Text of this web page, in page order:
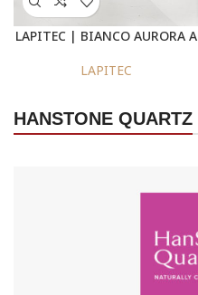
LAPITEC | BIANCO AURORA A
LAPITEC
HANSTONE QUARTZ